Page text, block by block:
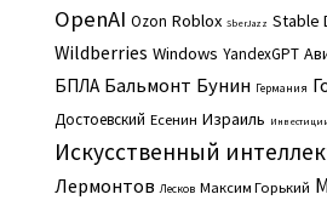
OpenAI Ozon Roblox SberJazz Stable
Wildberries Windows YandexGPT
БПЛА Бальмонт Бунин Германия
Достоевский Есенин Израиль
Искусственный
Лермонтов Лесков Максим Горький